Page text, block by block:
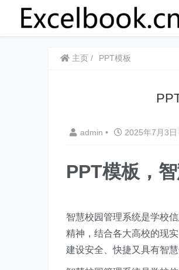
主页 PPT模板
admin • 2025年7月3
PPT模板，
智慧校园管理系统是学校
精神，结合各大高校的现
建设安全、快捷又具有智